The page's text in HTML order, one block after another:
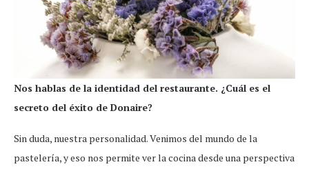
Nos hablas de la identidad del restaurante. ¿Cuál es el
secreto del éxito de Donaire?
Sin duda, nuestra personalidad. Venimos del mundo de la
pastelería, y eso nos permite ver la cocina desde una perspectiva